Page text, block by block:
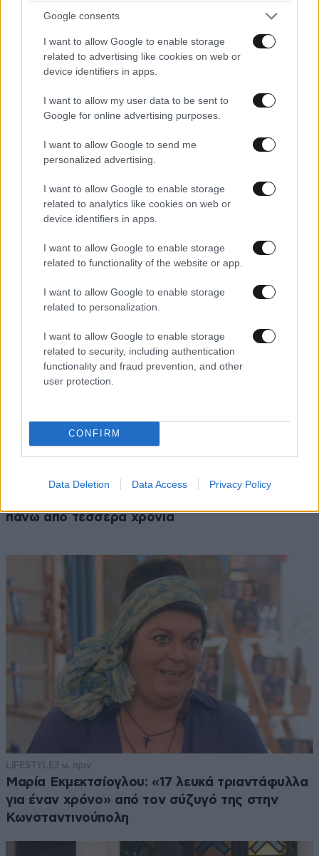
Google consents
I want to allow Google to enable storage
related to advertising like cookies on web or
device identifiers in apps.
I want to allow my user data to be sent to
Google for online advertising purposes.
I want to allow Google to send me
personalized advertising.
I want to allow Google to enable storage
related to analytics like cookies on web or
device identifiers in apps.
I want to allow Google to enable storage
related to functionality of the website or app.
I want to allow Google to enable storage
related to personalization.
I want to allow Google to enable storage
related to security, including authentication
functionality and fraud prevention, and other
user protection.
CONFIRM
Data Deletion Data Access Privacy Policy
Ιβάν Σβιτάιλο – Στο νοσοκομείο κατά τη
διάρκεια των διακοπών του: «Με θάρρος, θα
Νία Βαρντάλος – Σπύρος Κατσαγάνης: Μια
πάνω από τέσσερα χρόνια
LIFESTYLE3 ω. πριν
Μαρία Εκμεκτσίογλου: «17 λευκά τριαντάφυλλα
για έναν χρόνο» από τον σύζυγό της στην
Κωνσταντινούπολη